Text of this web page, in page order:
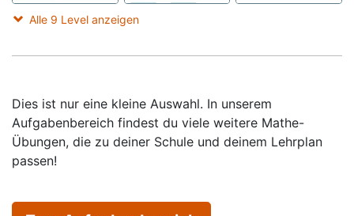
Alle 9 Level anzeigen
Dies ist nur eine kleine Auswahl. In unserem
Aufgabenbereich findest du viele weitere Mathe-
Übungen, die zu deiner Schule und deinem Lehrplan
passen!